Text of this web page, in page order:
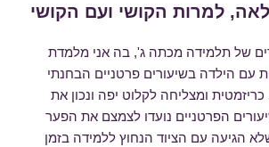
למרות הקושי ועם הקושי
של תלמידה מכתה ג', בה אני מלמדת
עם הילדה בשיעורים פרטניים הבחנתי
ומצליחה לקלוט יפה ונכון את
הפרטניים נועדו לצמצם את הפער
הגיעה עם הציוד הנחוץ ללמידה בזמן